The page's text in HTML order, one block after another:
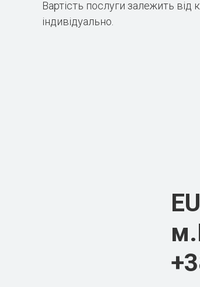
Вартість послуги залежить
індивідуально.